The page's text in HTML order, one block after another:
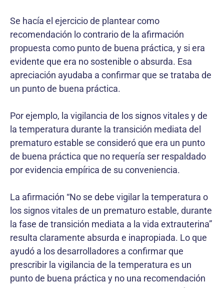
Se hacía el ejercicio de plantear como
recomendación lo contrario de la afirmación
propuesta como punto de buena práctica, y si era
evidente que era no sostenible o absurda. Esa
apreciación ayudaba a confirmar que se trataba de
un punto de buena práctica.
Por ejemplo, la vigilancia de los signos vitales y de
la temperatura durante la transición mediata del
prematuro estable se consideró que era un punto
de buena práctica que no requería ser respaldado
por evidencia empírica de su conveniencia.
La afirmación “No se debe vigilar la temperatura o
los signos vitales de un prematuro estable, durante
la fase de transición mediata a la vida extrauterina”
resulta claramente absurda e inapropiada. Lo que
ayudó a los desarrolladores a confirmar que
prescribir la vigilancia de la temperatura es un
punto de buena práctica y no una recomendación